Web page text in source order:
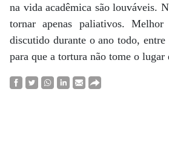
na vida acadêmica são louváveis.
tornar apenas paliativos.
discutido durante o ano todo, entre
para que a tortura não tome o lugar